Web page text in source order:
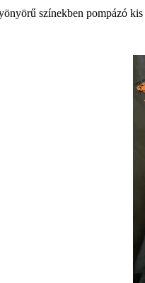
színekben pompázó